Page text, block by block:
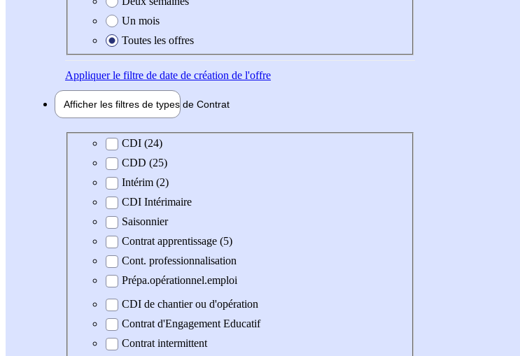
Un mois
Toutes les offres
Appliquerle filtre de date de création de l'offre
Afficher les filtres de types de Contrat
Type de contratCDI (24)
CDD (25)
Intérim (2)
CDI Intérimaire
Saisonnier
Contrat apprentissage (5)
Cont. professionnalisation
Prépa.opérationnel.emploi
CDI de chantier ou d'opération
Contrat d'Engagement Educatif
Contrat intermittent